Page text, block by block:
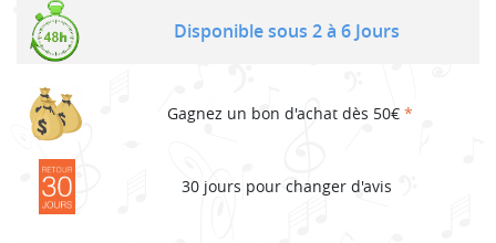
Disponible sous 2 à 6 Jours
Gagnez un bon d'achat dès 50€ *
30 jours pour changer d'avis